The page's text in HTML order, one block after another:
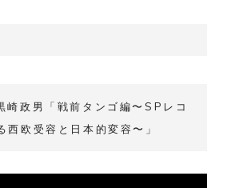
崎政男「戦前タンゴ編〜SPレコ
西欧受容と日本的変容〜」